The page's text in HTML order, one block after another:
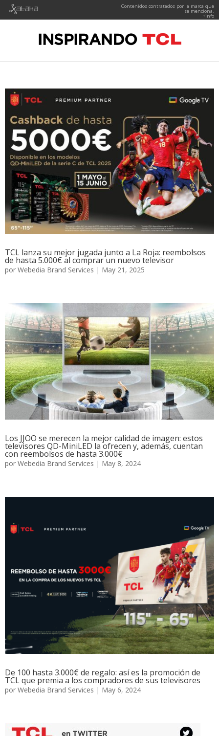
Contenidos contratados por la marca que
se menciona.
+info
TCL lanza su mejor jugada junto a La Roja: reembolsos
de hasta 5.000€ al comprar un nuevo televisor
por Webedia Brand Services | May 21, 2025
Los JJOO se merecen la mejor calidad de imagen: estos
televisores QD-MiniLED la ofrecen y, además, cuentan
con reembolsos de hasta 3.000€
por Webedia Brand Services | May 8, 2024
De 100 hasta 3.000€ de regalo: así es la promoción de
TCL que premia a los compradores de sus televisores
por Webedia Brand Services | May 6, 2024